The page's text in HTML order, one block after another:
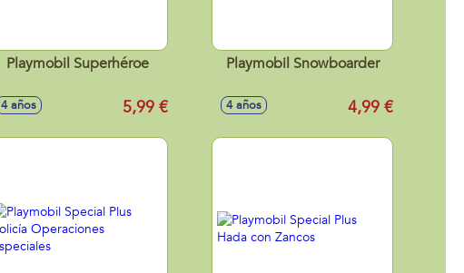
Playmobil Superhéroe
4 años 5,99 €
Playmobil Snowboarder
4 años 4,99 €